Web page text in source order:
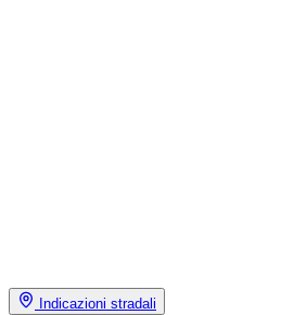
Indicazioni stradali